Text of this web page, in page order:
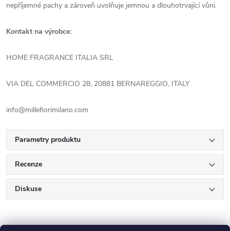
nepříjemné pachy a zároveň uvolňuje jemnou a dlouhotrvající vůni.
Kontakt na výrobce:
HOME FRAGRANCE ITALIA SRL
VIA DEL COMMERCIO 28, 20881 BERNAREGGIO, ITALY
info@millefiorimilano.com
Parametry produktu
Recenze
Diskuse